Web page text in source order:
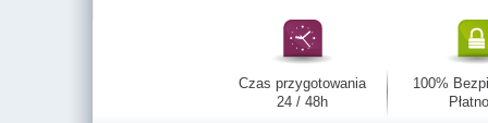
Czas przygotowania
24 / 48h
100%